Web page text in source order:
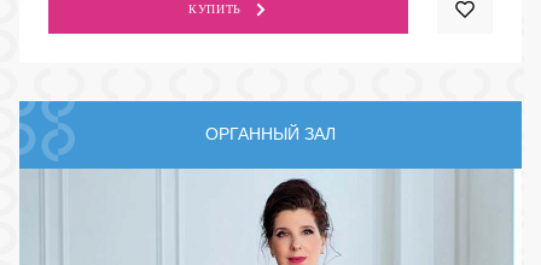
КУПИТЬ
ОРГАННЫЙ ЗАЛ